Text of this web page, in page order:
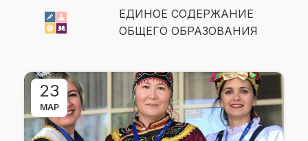
ЕДИНОЕ СОДЕРЖАНИЕ
ОБЩЕГО ОБРАЗОВАНИЯ
23
МАР